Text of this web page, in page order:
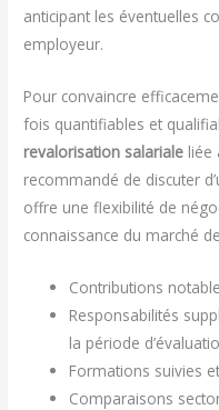
anticipant les éventuelles
employeur.
Pour convaincre
fois quantifiables et
revalorisation salariale liée
recommandé de discuter
offre une flexibilité de
connaissance du marché
Contributions
Responsabilités
la période
Formations suivies
Comparaisons